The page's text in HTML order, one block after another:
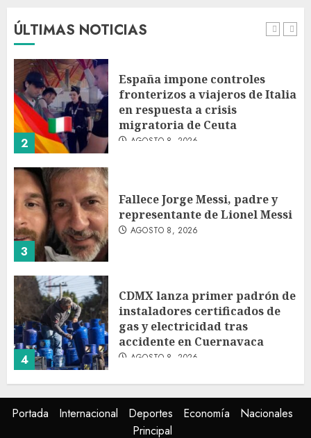
ÚLTIMAS NOTICIAS
1
réplica
2
España impone controles
fronterizos a viajeros de Italia
en respuesta a crisis
migratoria de Ceuta
AGOSTO 8, 2026
3
Fallece Jorge Messi, padre y
representante de Lionel Messi
AGOSTO 8, 2026
4
CDMX lanza primer padrón de
instaladores certificados de
gas y electricidad tras
accidente en Cuernavaca
AGOSTO 8, 2026
México Sub-20 derrota a
Canadá y clasifica a la final del
Portada Internacional Deportes Economía
Nacionales
Principal